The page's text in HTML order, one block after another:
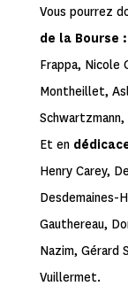
Vous pourrez
de la Bourse :
Frappa, Nicole
Montheillet,
Et en
Henry Carey,
Desdemaines-
Gauthereau,
Nazim, Gérard
Vuillermet.